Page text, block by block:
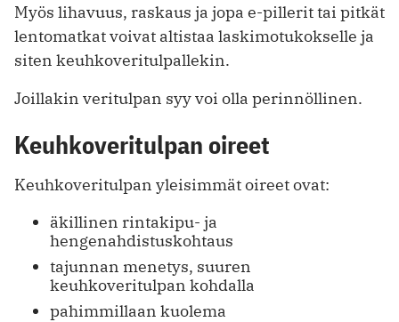
Myös lihavuus, raskaus ja jopa e-pillerit tai pitkät
lentomatkat voivat altistaa laskimotukokselle ja
siten keuhkoveritulpallekin.
Joillakin veritulpan syy voi olla perinnöllinen.
Keuhkoveritulpan oireet
Keuhkoveritulpan yleisimmät oireet ovat:
äkillinen rintakipu- ja
hengenahdistuskohtaus
tajunnan menetys, suuren
keuhkoveritulpan kohdalla
pahimmillaan kuolema